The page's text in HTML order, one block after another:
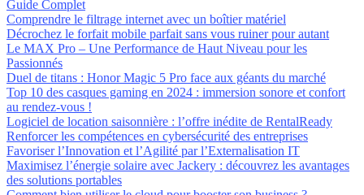
Guide Complet
Comprendre le filtrage internet avec un boîtier matériel
Décrochez le forfait mobile parfait sans vous ruiner pour autant
Le MAX Pro – Une Performance de Haut Niveau pour les
Passionnés
Duel de titans : Honor Magic 5 Pro face aux géants du marché
Top 10 des casques gaming en 2024 : immersion sonore et confort
au rendez-vous !
Logiciel de location saisonnière : l’offre inédite de RentalReady
Renforcer les compétences en cybersécurité des entreprises
Favoriser l’Innovation et l’Agilité par l’Externalisation IT
Maximisez l’énergie solaire avec Jackery : découvrez les avantages
des solutions portables